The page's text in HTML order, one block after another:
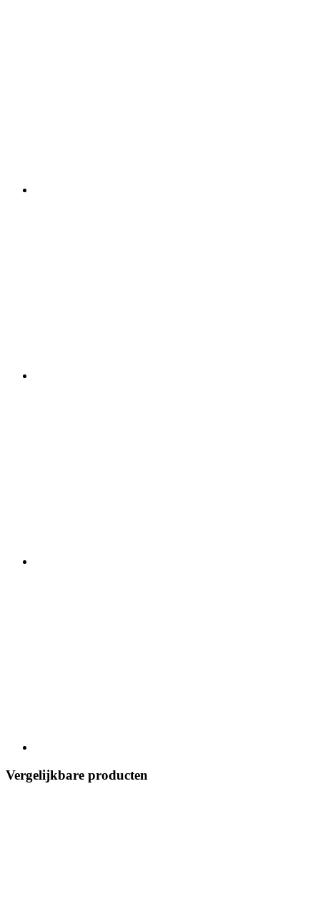
Vergelijkbare producten